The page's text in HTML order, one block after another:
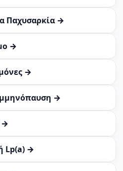
Παχυσαρκία →
→
→
→
→
Lp(a) →